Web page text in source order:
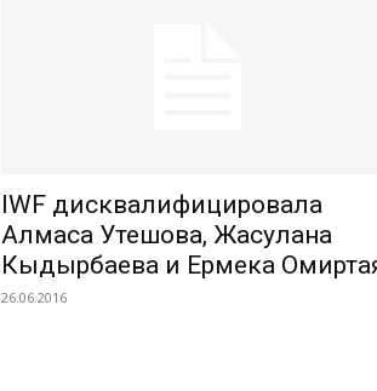
IWF дисквалифицировала
Алмаса Утешова, Жасулана
Кыдырбаева и Ермека
26.06.2016